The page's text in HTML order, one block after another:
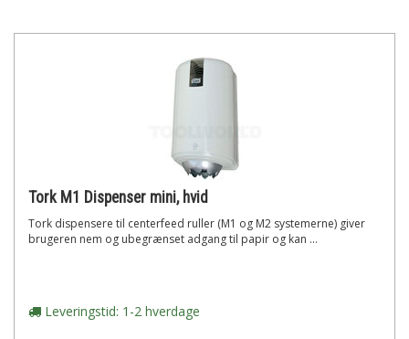
Tork M1 Dispenser mini, hvid
Tork dispensere til centerfeed ruller (M1 og M2 systemerne) giver
brugeren nem og ubegrænset adgang til papir og kan ...
Leveringstid: 1-2 hverdage